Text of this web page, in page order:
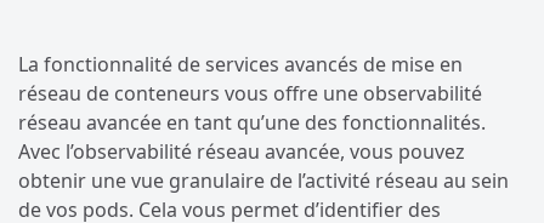
La fonctionnalité de services avancés de mise en
réseau de conteneurs vous offre une observabilité
réseau avancée en tant qu’une des fonctionnalités.
Avec l’observabilité réseau avancée, vous pouvez
obtenir une vue granulaire de l’activité réseau au sein
de vos pods. Cela vous permet d’identifier des